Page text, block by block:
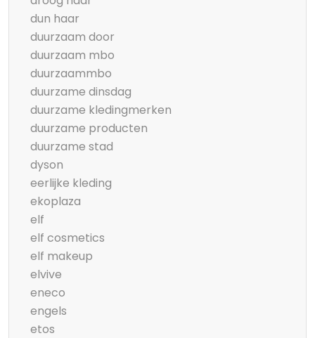
dun haar
duurzaam door
duurzaam mbo
duurzaammbo
duurzame dinsdag
duurzame kledingmerken
duurzame producten
duurzame stad
dyson
eerlijke kleding
ekoplaza
elf
elf cosmetics
elf makeup
elvive
eneco
engels
etos